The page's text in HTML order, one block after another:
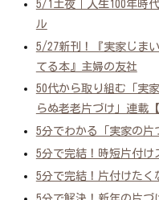
5/1土夜｜人生100年時
ル
5/27新刊！『実家じま
てる本』主婦の友社
50代から取り組む「実
らぬ老老片づけ」連載
5分でわかる「実家の片
5分で完結！時短片付け
5分で完結！片付けたく